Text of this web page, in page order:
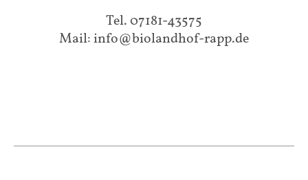
Tel. 07181-43575
Mail: info@biolandhof-rapp.de